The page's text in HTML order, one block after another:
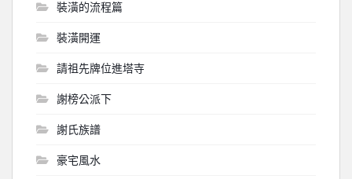
裝潢的流程篇
裝潢開運
請祖先牌位進塔寺
謝榜公派下
謝氏族譜
豪宅風水